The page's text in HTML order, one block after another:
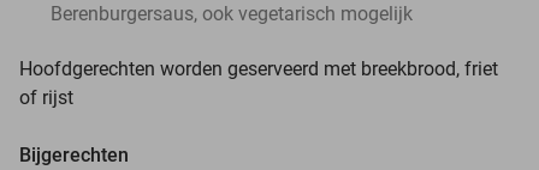
Berenburgersaus, ook vegetarisch mogelijk
Hoofdgerechten worden geserveerd met breekbrood, friet
of rijst
Bijgerechten